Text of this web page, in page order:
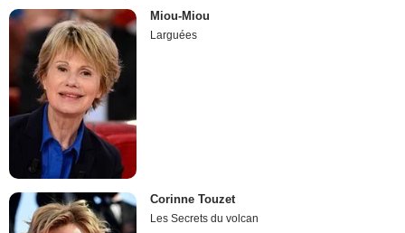
Miou-Miou
Larguées
Corinne Touzet
Les Secrets du volcan